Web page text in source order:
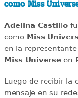
como Miss
Adelina Castillo
como Miss
en la
Miss Universeen
Luego de recibir la
mensaje en su